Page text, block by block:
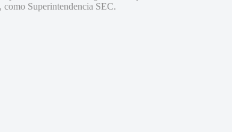
Superintendencia SEC.